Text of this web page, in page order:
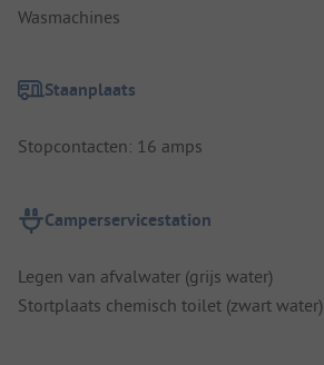
Wasmachines
Staanplaats
Stopcontacten: 16 amps
Camperservicestation
Legen van afvalwater (grijs water)
Stortplaats chemisch toilet (zwart water)